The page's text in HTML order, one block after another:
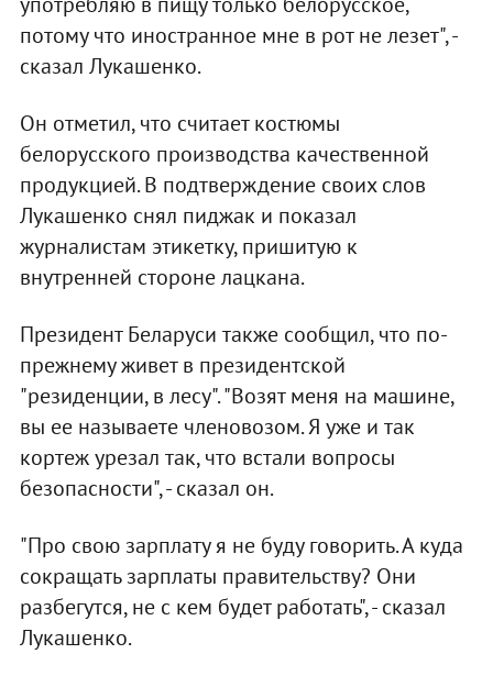
потому что иностранное мне в рот не лезет", -
сказал Лукашенко.
Он отметил, что считает костюмы
белорусского производства качественной
продукцией. В подтверждение своих слов
Лукашенко снял пиджак и показал
журналистам этикетку, пришитую к
внутренней стороне лацкана.
Президент Беларуси также сообщил, что по-
прежнему живет в президентской
"резиденции, в лесу". "Возят меня на машине,
вы ее называете членовозом. Я уже и так
кортеж урезал так, что встали вопросы
безопасности", - сказал он.
"Про свою зарплату я не буду говорить. А куда
сокращать зарплаты правительству? Они
разбегутся, не с кем будет работать", - сказал
Лукашенко.